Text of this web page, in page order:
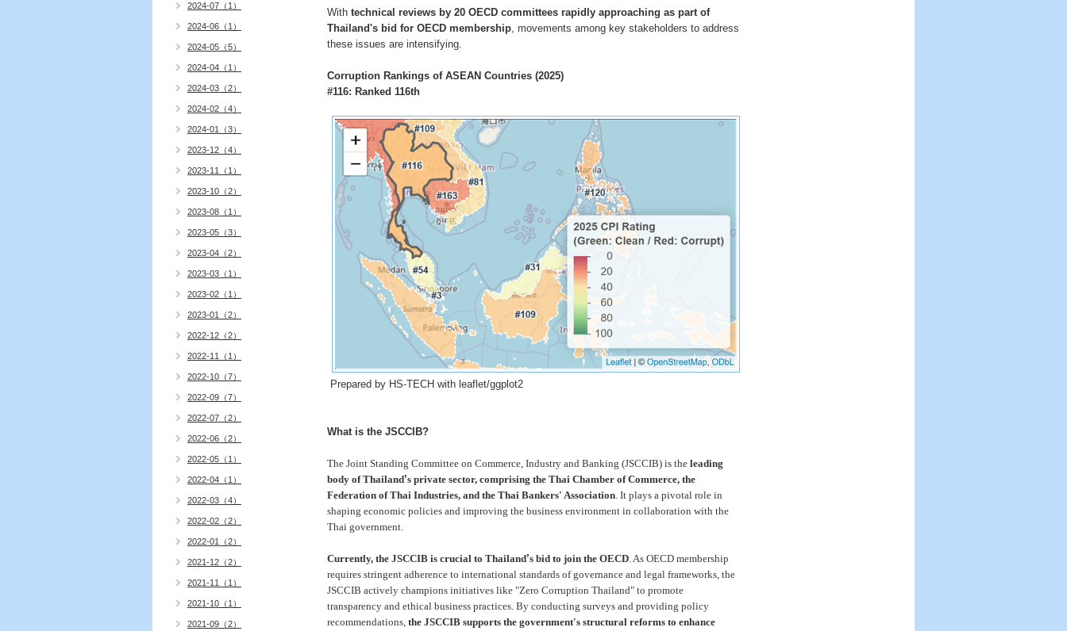
With technical reviews by 20 OECD committees rapidly approaching as part of
Thailand's bid for OECD membership, movements among key stakeholders to address
these issues are intensifying.
Corruption Rankings of ASEAN Countries (2025)
#116: Ranked 116th
Prepared by HS-TECH with leaflet/ggplot2
What is the JSCCIB?
The Joint Standing Committee on Commerce, Industry and Banking (JSCCIB) is the leading
body of Thailand’s private sector, comprising the Thai Chamber of Commerce, the
Federation of Thai Industries, and the Thai Bankers' Association. It plays a pivotal role in
shaping economic policies and improving the business environment in collaboration with the
Thai government.
Currently, the JSCCIB is crucial to Thailand’s bid to join the OECD. As OECD membership
requires stringent adherence to international standards of governance and legal frameworks, the
JSCCIB actively champions initiatives like "Zero Corruption Thailand" to promote
transparency and ethical business practices. By conducting surveys and providing policy
recommendations, the JSCCIB supports the government's structural reforms to enhance
2024-07（1）
2024-06（1）
2024-05（5）
2024-04（1）
2024-03（2）
2024-02（4）
2024-01（3）
2023-12（4）
2023-11（1）
2023-10（2）
2023-08（1）
2023-05（3）
2023-04（2）
2023-03（1）
2023-02（1）
2023-01（2）
2022-12（2）
2022-11（1）
2022-10（7）
2022-09（7）
2022-07（2）
2022-06（2）
2022-05（1）
2022-04（1）
2022-03（4）
2022-02（2）
2022-01（2）
2021-12（2）
2021-11（1）
2021-10（1）
2021-09（2）